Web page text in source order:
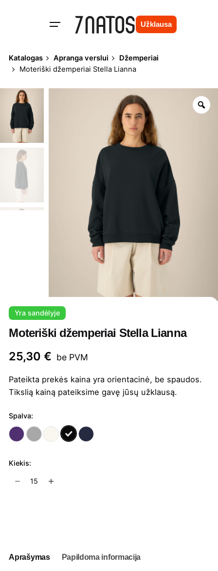
Užklausa
Katalogas Apranga verslui
Džemperiai
Moteriški džemperiai Stella Lianna
Yra sandėlyje
Moteriški džemperiai Stella Lianna
25,30€ be PVM
Pateikta prekės kaina yra orientacinė, be spaudos.
Tikslią kainą pateiksime gavę jūsų užklausą.
Spalva:
Kiekis:
produkto
Aprašymas Papildoma informacija